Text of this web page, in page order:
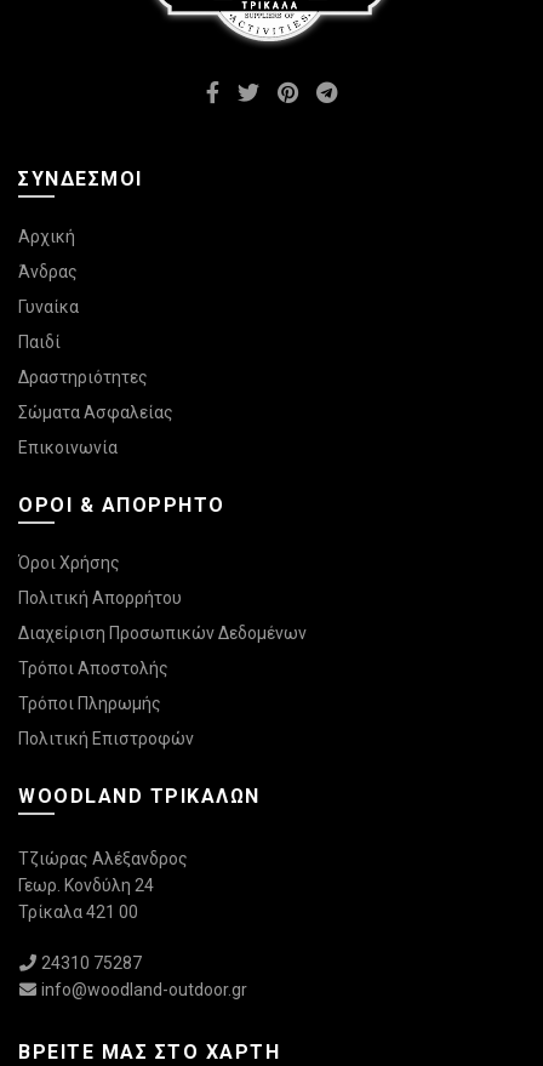
του
ΣΎΝΔΕΣΜΟΙ
Αρχική
Άνδρας
Γυναίκα
Παιδί
Δραστηριότητες
Σώματα Ασφαλείας
Επικοινωνία
ΌΡΟΙ & ΑΠΌΡΡΗΤΟ
Όροι Χρήσης
Πολιτική Απορρήτου
Διαχείριση Προσωπικών Δεδομένων
Τρόποι Αποστολής
Τρόποι Πληρωμής
Πολιτική Επιστροφών
WOODLAND ΤΡΙΚΆΛΩΝ
Τζιώρας Αλέξανδρος
Γεωρ. Κονδύλη 24
Τρίκαλα 421 00
24310 75287
info@woodland-outdoor.gr
ΒΡΕΊΤΕ ΜΑΣ ΣΤΟ ΧΆΡΤΗ